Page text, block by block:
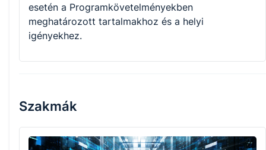
esetén a Programkövetelményekben
meghatározott tartalmakhoz és a helyi
igényekhez.
Szakmák